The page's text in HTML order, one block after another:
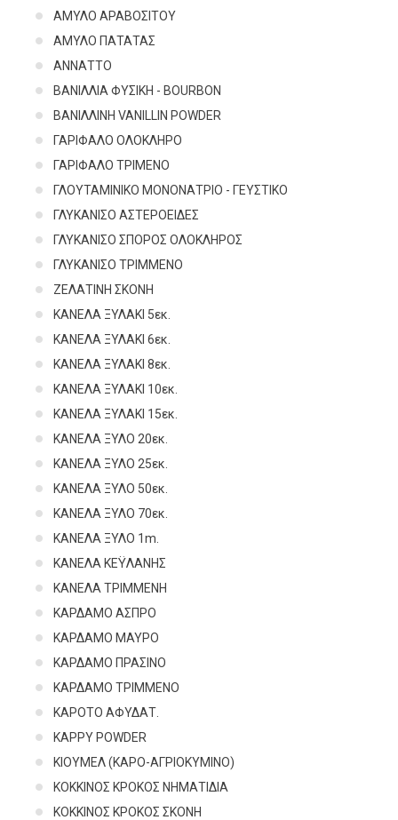
ΑΜΥΛΟ ΑΡΑΒΟΣΙΤΟΥ
ΑΜΥΛΟ ΠΑΤΑΤΑΣ
ΑΝΝΑTΤΟ
ΒΑΝΙΛΛΙΑ ΦΥΣΙΚΗ - BOURBON
ΒΑΝΙΛΛΙΝΗ VANILLIN POWDER
ΓΑΡΙΦΑΛΟ ΟΛΟΚΛΗΡΟ
ΓΑΡΙΦΑΛΟ ΤΡΙΜΕΝΟ
ΓΛΟΥΤΑΜΙΝΙΚΟ ΜΟΝΟΝΑΤΡΙΟ - ΓΕΥΣΤΙΚΟ
ΓΛΥΚΑΝΙΣΟ ΑΣΤΕΡΟΕΙΔΕΣ
ΓΛΥΚΑΝΙΣΟ ΣΠΟΡΟΣ ΟΛΟΚΛΗΡΟΣ
ΓΛΥΚΑΝΙΣΟ ΤΡΙΜΜΕΝΟ
ΖΕΛΑΤΙΝΗ ΣΚΟΝΗ
ΚΑΝΕΛΑ ΞΥΛΑΚΙ 5εκ.
ΚΑΝΕΛΑ ΞΥΛΑΚΙ 6εκ.
ΚΑΝΕΛΑ ΞΥΛΑΚΙ 8εκ.
ΚΑΝΕΛΑ ΞΥΛΑΚΙ 10εκ.
ΚΑΝΕΛΑ ΞΥΛΑΚΙ 15εκ.
ΚΑΝΕΛΑ ΞΥΛΟ 20εκ.
ΚΑΝΕΛΑ ΞΥΛΟ 25εκ.
ΚΑΝΕΛΑ ΞΥΛΟ 50εκ.
ΚΑΝΕΛΑ ΞΥΛΟ 70εκ.
ΚΑΝΕΛΑ ΞΥΛΟ 1m.
ΚΑΝΕΛΑ ΚΕΫΛΑΝΗΣ
ΚΑΝΕΛΑ ΤΡΙΜΜΕΝΗ
ΚΑΡΔΑΜΟ ΑΣΠΡΟ
ΚΑΡΔΑΜΟ ΜΑΥΡΟ
ΚΑΡΔΑΜΟ ΠΡΑΣΙΝΟ
ΚΑΡΔΑΜΟ ΤΡΙΜΜΕΝΟ
ΚΑΡΟΤΟ ΑΦΥΔΑΤ.
ΚΑΡΡΥ POWDER
ΚΙΟΥΜΕΛ (ΚΑΡΟ-ΑΓΡΙΟΚΥΜΙΝΟ)
ΚΟΚΚΙΝΟΣ ΚΡΟΚΟΣ ΝΗΜΑΤΙΔΙΑ
ΚΟΚΚΙΝΟΣ ΚΡΟΚΟΣ ΣΚΟΝΗ